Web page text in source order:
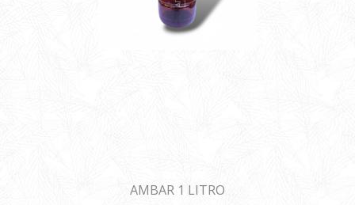
AMBAR 1 LITRO